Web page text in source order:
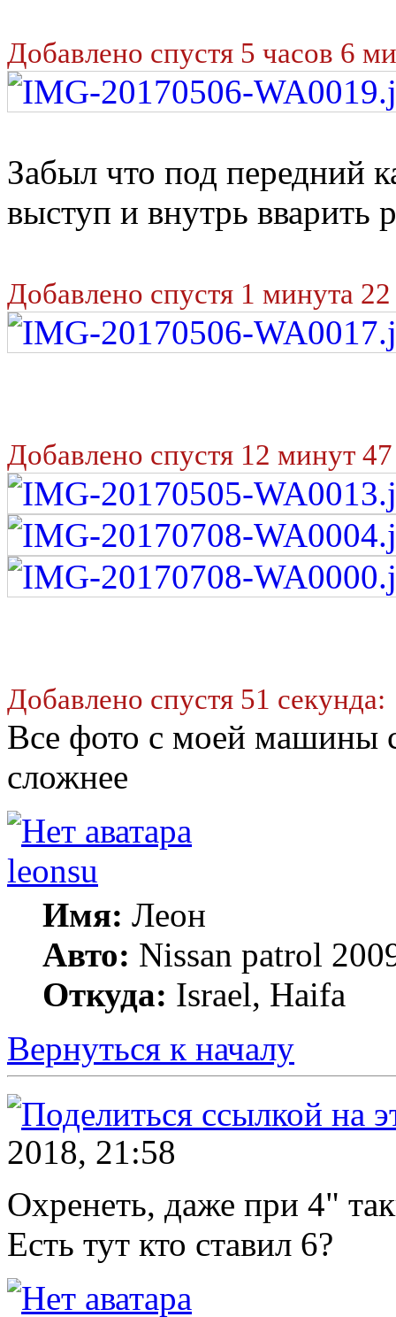
Добавлено спустя 5 часов 6
Забыл что под передний
выступ и внутрь вварить
Добавлено спустя 1 минута
Добавлено спустя 12 минут
Добавлено спустя 51 секунда:
Все фото с моей машины
сложнее
leonsu
Имя: Леон
Авто: Nissan patrol
Откуда: Israel, Haifa
Вернуться к началу
2018, 21:58
Охренеть, даже при 4"
Есть тут кто ставил 6?